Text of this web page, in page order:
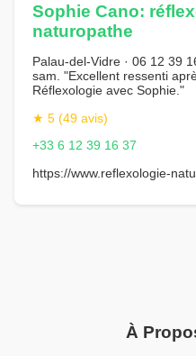
Sophie Cano:
naturopathe
Palau-del-Vidre · 06 12 39
sam. "Excellent ressenti
Réflexologie avec Sophie."
★ 5 (49 avis)
+33 6 12 39 16 37
https://www.reflexologie-
À